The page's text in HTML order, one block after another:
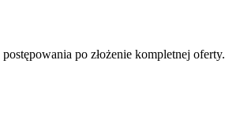
po złożenie kompletnej oferty.